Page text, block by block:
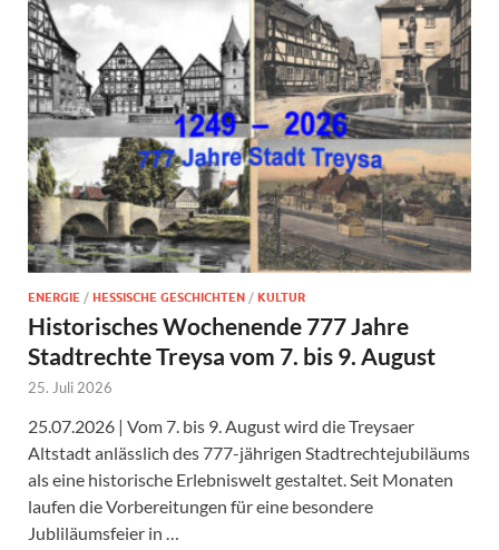
ENERGIE / HESSISCHE GESCHICHTEN / KULTUR
Historisches Wochenende 777 Jahre
Stadtrechte Treysa vom 7. bis 9. August
25. Juli 2026
25.07.2026 | Vom 7. bis 9. August wird die Treysaer
Altstadt anlässlich des 777-jährigen Stadtrechtejubiläums
als eine historische Erlebniswelt gestaltet. Seit Monaten
laufen die Vorbereitungen für eine besondere
Jubliläumsfeier in …